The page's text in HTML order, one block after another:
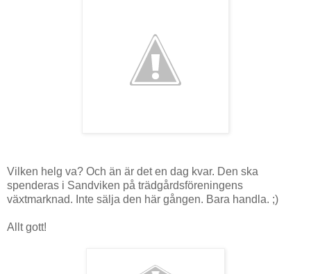
Vilken helg va? Och än är det en dag kvar. Den ska
spenderas i Sandviken på trädgårdsföreningens
växtmarknad. Inte sälja den här gången. Bara handla. ;)
Allt gott!